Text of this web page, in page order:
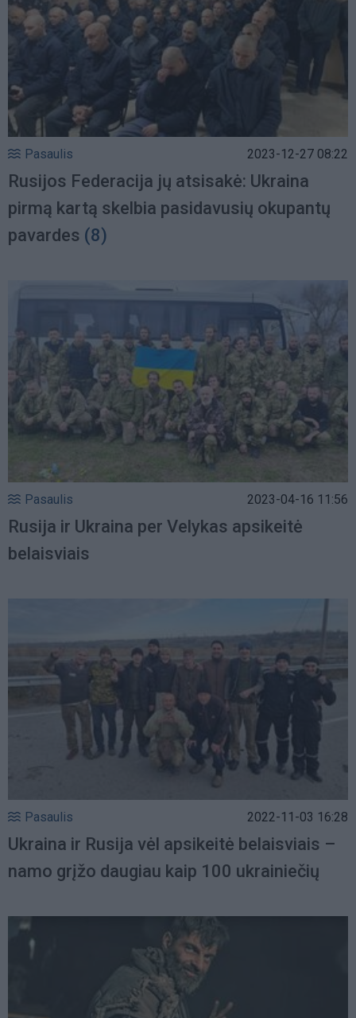
Pasaulis 2023-12-27 08:22
Rusijos Federacija jų atsisakė: Ukraina
pirmą kartą skelbia pasidavusių okupantų
pavardes (8)
Pasaulis 2023-04-16 11:56
Rusija ir Ukraina per Velykas apsikeitė
belaisviais
Pasaulis 2022-11-03 16:28
Ukraina ir Rusija vėl apsikeitė belaisviais –
namo grįžo daugiau kaip 100 ukrainiečių